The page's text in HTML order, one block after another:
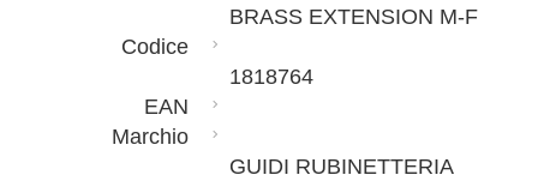
BRASS EXTENSION M-F
Codice
1818764
EAN
Marchio
GUIDI RUBINETTERIA